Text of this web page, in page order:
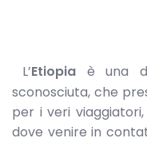
L’Etiopia è una
sconosciuta, che
per i veri
dove venire in